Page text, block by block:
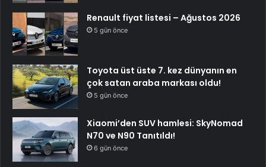
Renault fiyat listesi – Ağustos 2026
5 gün önce
Toyota üst üste 7. kez dünyanın en
çok satan araba markası oldu!
5 gün önce
Xiaomi’den SUV hamlesi: SkyNomad
N70 ve N90 Tanıtıldı!
6 gün önce